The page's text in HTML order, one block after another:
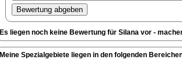
Es liegen noch keine Bewertung für Silana vor -
Meine Spezialgebiete liegen in den folgenden